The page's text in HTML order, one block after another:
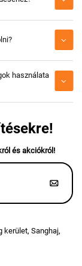
használata
és akciókról!
kerület, Sanghaj,